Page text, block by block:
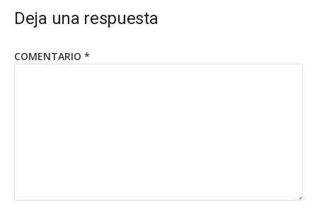
Deja una respuesta
COMENTARIO *